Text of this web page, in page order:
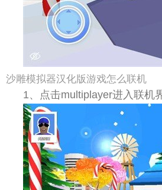
沙雕模拟器汉化版游戏怎么联机
1、点击multiplayer进入联机